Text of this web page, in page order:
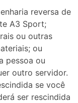
reversa de
A3 Sport;
ou outras
ou
pessoa ou
outro servidor.
se você
ser rescindida